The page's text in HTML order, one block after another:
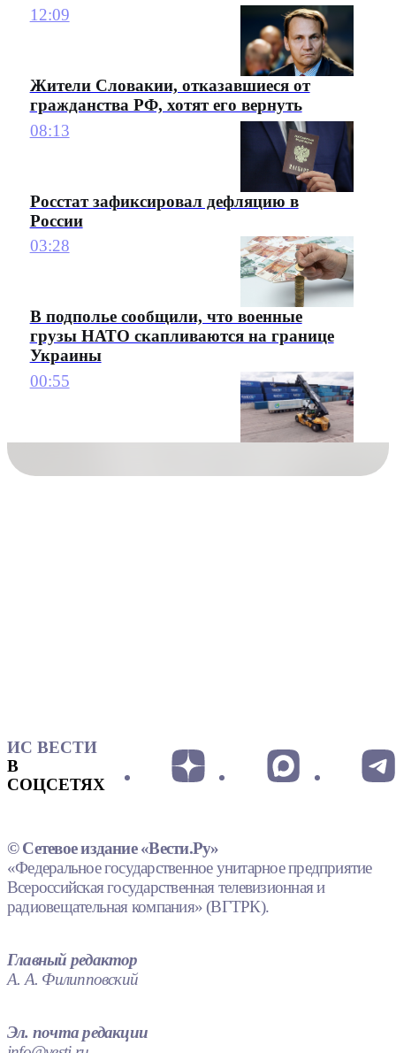
12:09
Жители Словакии, отказавшиеся от
гражданства РФ, хотят его вернуть
08:13
Росстат зафиксировал дефляцию в
России
03:28
В подполье сообщили, что военные
грузы НАТО скапливаются на границе
Украины
00:55
ИС ВЕСТИ
В
СОЦСЕТЯХ
© Сетевое издание «Вести.Ру»
«Федеральное государственное унитарное предприятие
Всероссийская государственная телевизионная и
радиовещательная компания» (ВГТРК).
Главный редактор
А. А. Филипповский
Эл. почта редакции